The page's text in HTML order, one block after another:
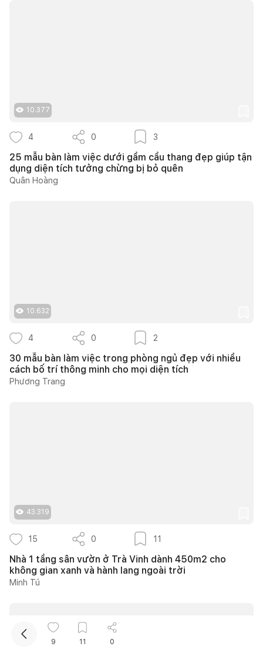
10.377
4 0 3
25 mẫu bàn làm việc dưới gầm cầu thang đẹp giúp tận
dụng diện tích tưởng chừng bị bỏ quên
Quân Hoàng
10.632
4 0 2
30 mẫu bàn làm việc trong phòng ngủ đẹp với nhiều
cách bố trí thông minh cho mọi diện tích
Phương Trang
43.319
15 0 11
Nhà 1 tầng sân vườn ở Trà Vinh dành 450m2 cho
không gian xanh và hành lang ngoài trời
Minh Tú
9 11 0
Mua sắm hoàn thiện nhà